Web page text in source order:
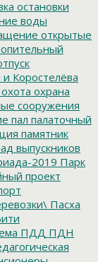
остановки
воды
открытые
и Коростелёва
охота охрана
сооружения
пал палаточный
памятник
выпускников
2019 Парк
проект
Пасха
ПДД ПДН